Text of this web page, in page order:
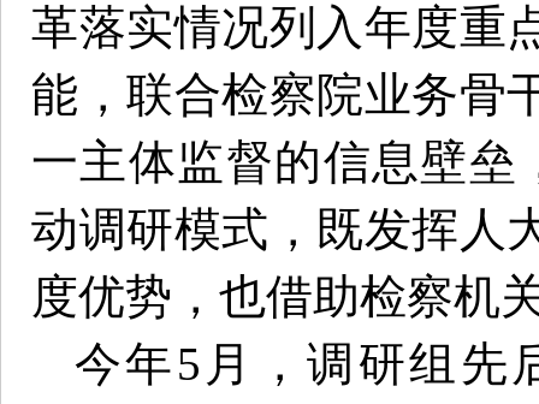
革落实情况列入年度重
能，联合检察院业务骨
一主体监督的信息壁垒
动调研模式，既发挥人
度优势，也借助检察机
今年5月，调研组先